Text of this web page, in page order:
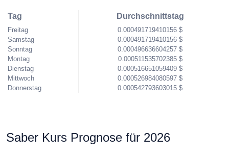
Tag
Freitag
Samstag
Sonntag
Montag
Dienstag
Mittwoch
Donnerstag
Durchschnittstag
0.000491719410156 $
0.000491719410156 $
0.000496636604257 $
0.000511535702385 $
0.000516651059409 $
0.000526984080597 $
0.000542793603015 $
Saber Kurs Prognose für 2026